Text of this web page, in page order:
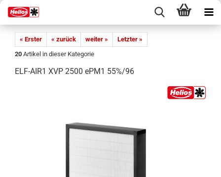
« Erster « zurück weiter »
Letzter »
20 Artikel in dieser Kategorie
ELF-AIR1 XVP 2500 ePM1 55%/96